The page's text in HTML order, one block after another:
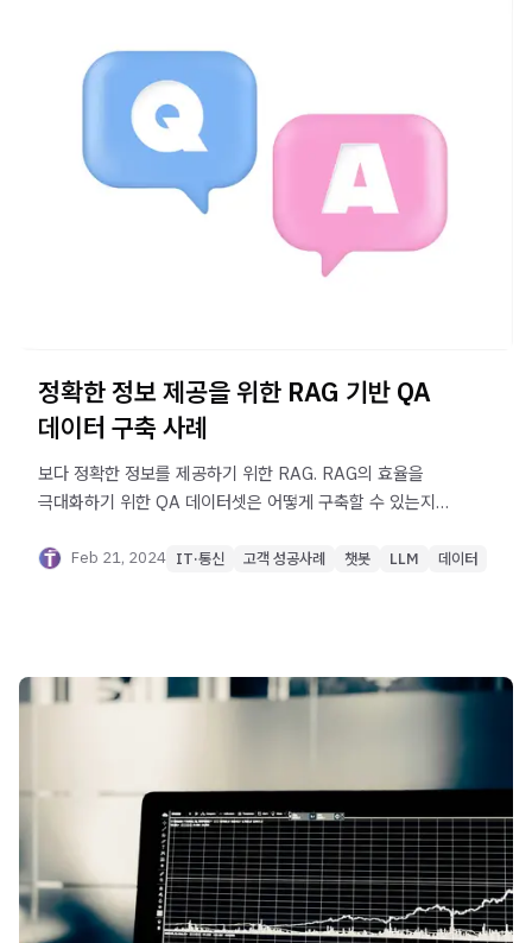
정확한 정보 제공을 위한 RAG 기반 QA
데이터 구축 사례
보다 정확한 정보를 제공하기 위한 RAG. RAG의 효율을
극대화하기 위한 QA 데이터셋은 어떻게 구축할 수 있는지
Feb 21, 2024 IT·통신 고객 성공사례 챗봇 LLM 데이터